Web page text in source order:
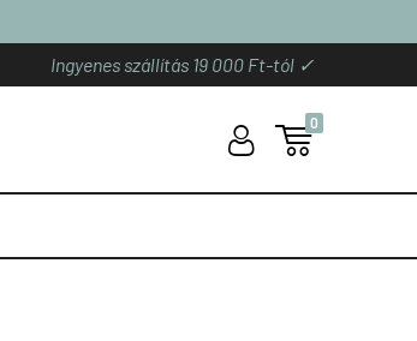
Ingyenes szállítás 19 000 Ft-tól ✓
U 
0